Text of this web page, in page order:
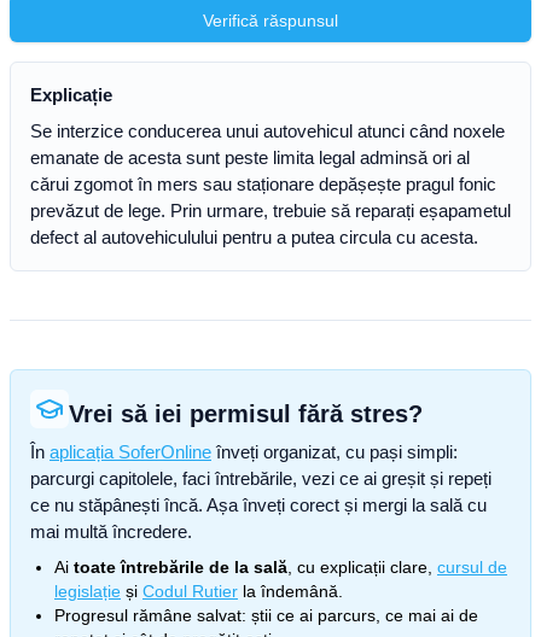
Verifică răspunsul
Explicație
Se interzice conducerea unui autovehicul atunci când noxele
emanate de acesta sunt peste limita legal adminsă ori al
cărui zgomot în mers sau staționare depășește pragul fonic
prevăzut de lege. Prin urmare, trebuie să reparați eșapametul
defect al autovehiculului pentru a putea circula cu acesta.
Vrei să iei permisul fără stres?
În aplicația SoferOnline înveți organizat, cu pași simpli:
parcurgi capitolele, faci întrebările, vezi ce ai greșit și repeți
ce nu stăpânești încă. Așa înveți corect și mergi la sală cu
mai multă încredere.
Ai toate întrebările de la sală , cu explicații clare, cursul de
legislație și Codul Rutier la îndemână.
Progresul rămâne salvat: știi ce ai parcurs, ce mai ai de